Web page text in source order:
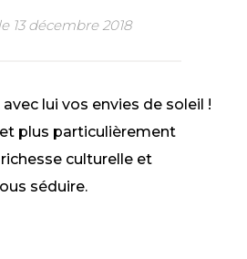
13 décembre 2018
lui vos envies de soleil !
plus particulièrement
culturelle et
séduire.